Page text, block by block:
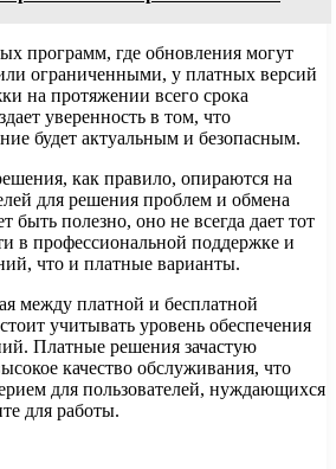
программ, где обновления могут
ограниченными, у платных версий
на протяжении всего срока
уверенность в том, что
будет актуальным и безопасным.
как правило, опираются на
для решения проблем и обмена
быть полезно, оно не всегда дает тот
в профессиональной поддержке и
что и платные варианты.
между платной и бесплатной
учитывать уровень обеспечения
Платные решения зачастую
качество обслуживания, что
для пользователей, нуждающихся
для работы.